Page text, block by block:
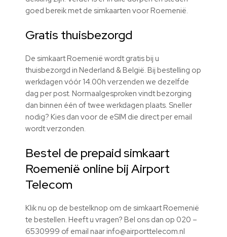
goed bereik met de simkaarten voor Roemenië.
Gratis thuisbezorgd
De simkaart Roemenië wordt gratis bij u
thuisbezorgd in Nederland & België. Bij bestelling op
werkdagen vóór 14.00h verzenden we dezelfde
dag per post. Normaalgesproken vindt bezorging
dan binnen één of twee werkdagen plaats. Sneller
nodig? Kies dan voor de eSIM die direct per email
wordt verzonden.
Bestel de prepaid simkaart
Roemenië online bij Airport
Telecom
Klik nu op de bestelknop om de simkaart Roemenië
te bestellen. Heeft u vragen? Bel ons dan op 020 –
6530999 of email naar info@airporttelecom.nl